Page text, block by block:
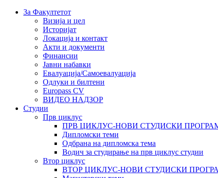
За Факултетот
Визија и цел
Историјат
Локација и контакт
Акти и документи
Финансии
Јавни набавки
Евалуација/Самоевалуација
Одлуки и билтени
Europass CV
ВИДЕО НАДЗОР
Студии
Прв циклус
ПРВ ЦИКЛУС-НОВИ СТУДИСКИ
Дипломски теми
Одбрана на дипломска тема
Водич за студирање на прв циклус студии
Втор циклус
ВТОР ЦИКЛУС-НОВИ СТУДИСКИ